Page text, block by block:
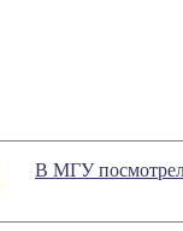
В МГУ